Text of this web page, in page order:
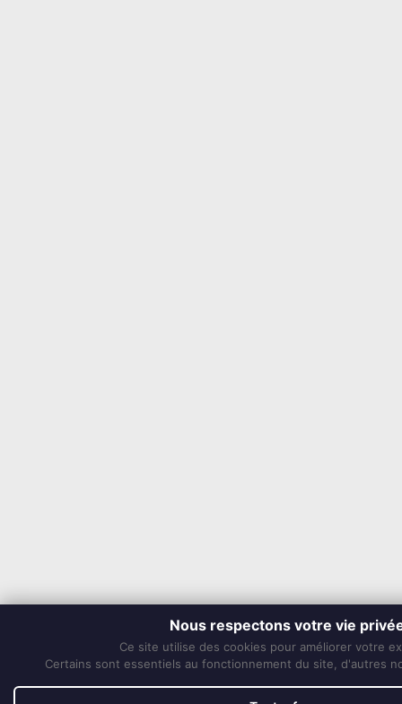
Nous respectons votre vie
Ce site utilise des cookies pour améliorer votre
Certains sont essentiels au fonctionnement du site, d'autres